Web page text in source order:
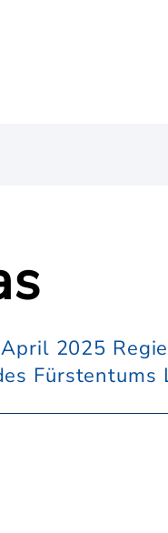
2025
Fürstentums